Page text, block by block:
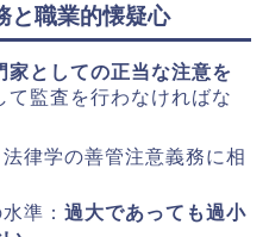
と職業的懐疑心
家としての正当な注意を
て監査を行わなければな
律学の善管注意義務に相
準： 過大であっても過小